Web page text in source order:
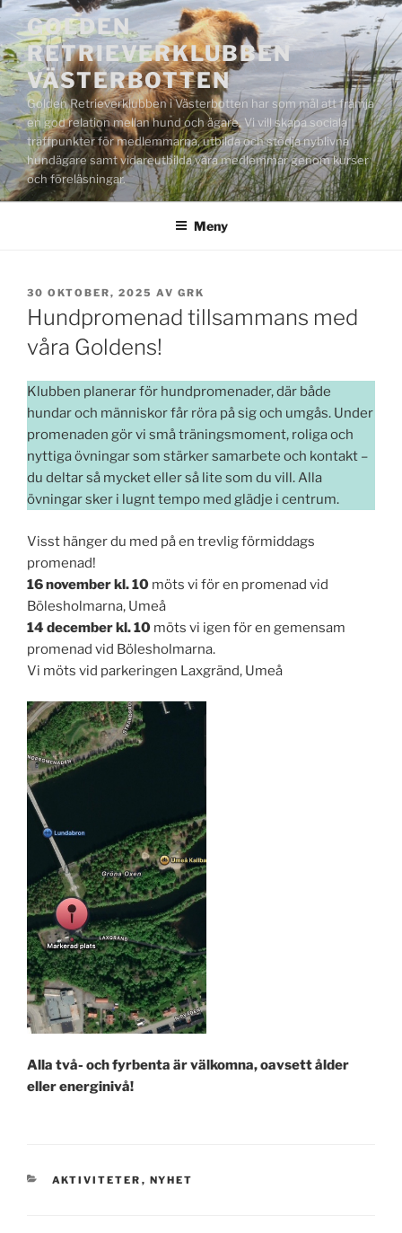
Hoppa
innehåll
GOLDEN
RETRIEVERKLUBBEN
VÄSTERBOTTEN
Golden Retrieverklubben i Västerbotten har som mål att främja
en god relation mellan hund och ägare. Vi vill skapa sociala
träffpunkter för medlemmarna, utbilda och stödja nyblivna
hundägare samt vidareutbilda våra medlemmar genom kurser
och föreläsningar.
Meny
PUBLICERAT
30 OKTOBER, 2025 AV GRK
Hundpromenad tillsammans med
våra Goldens!
Klubben planerar för hundpromenader, där både
hundar och människor får röra på sig och umgås. Under
promenaden gör vi små träningsmoment, roliga och
nyttiga övningar som stärker samarbete och kontakt –
du deltar så mycket eller så lite som du vill. Alla
övningar sker i lugnt tempo med glädje i centrum.
Visst hänger du med på en trevlig förmiddags
promenad!
16 november kl. 10 möts vi för en promenad vid
Bölesholmarna, Umeå
14 december kl. 10 möts vi igen för en gemensam
promenad vid Bölesholmarna.
Vi möts vid parkeringen Laxgränd, Umeå
Alla två- och fyrbenta är välkomna, oavsett ålder
eller energinivå!
KATEGORIER
AKTIVITETER , NYHET